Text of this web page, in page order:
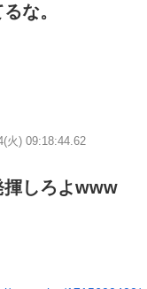
な。
火) 09:18:44.62
揮しろよwww